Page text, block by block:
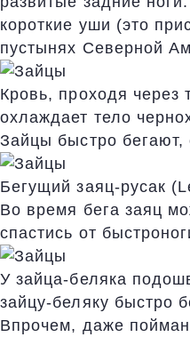
короткие уши (это
пустынях Северной
Кровь, проходя через
охлаждает тело
Зайцы быстро бегают,
Бегущий заяц-русак
Во время бега заяц
спастись от
У зайца-беляка
зайцу-беляку быстро
Впрочем, даже